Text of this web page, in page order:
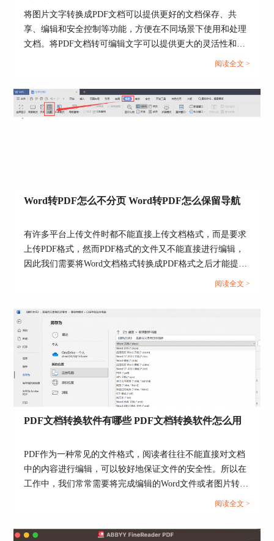
图7：选择“另存为”
保存路径和修改文件名，然后点击“保存”即将pdf编
如果用到功能强大的pdf编辑软件，那么，修
改文档内的内容将变得非常简单。ABBYY
以用来当作pdf编辑修改内容的软件。
通过使用这款软件，用户能实现简单、快速编
图9：ABBYY FineReader软件界面
ABBYY FineReader PDF 15还拥有文字识别、
文档转换等多种功能，因此，除了编辑修改内容
外，还可以用来识别图片文字，进行文档转换等。
图10：文档转换功能
总结：本文主要为大家带来了pdf怎么编辑修
改内容以及pdf编辑修改内容后怎么保存的相关教
面的操作步骤进行处理哦。还等什么，现在就登录
将图片文字转换成PDF文档可以提供更好的文档保存、共
享、编辑和安全控制等功能，方便在不同场景下使用和处理
文档。将PDF文档转可编辑文字可以提供更大的灵活性和便
利性，使你能够更轻松地处理和利用PDF中的文本内容。...
阅读全文 >
Word转PDF怎么不分页 Word转PDF怎么保留导航
有许多平台上传文件时都不能直接上传文档格式，而是要求
上传PDF格式，然而PDF格式的文件又不能直接进行编辑，
因此我们需要将Word文档格式转换成PDF格式之后才能提
交。但这也引发了一系列的问题，例如转换成Word文档后存
阅读全文 >
PDF文档转换软件有哪些 PDF文档转换软件怎么用
PDF作为一种常见的文件格式，阅读者往往不能直接对文档
中的内容进行编辑，可以较好地保证文件的安全性。所以在
工作中，我们常常需要将完成编辑的Word文件或者图片转换
为PDF格式。那么，市面上的PDF文档转换软件有哪些？
阅读全文 >